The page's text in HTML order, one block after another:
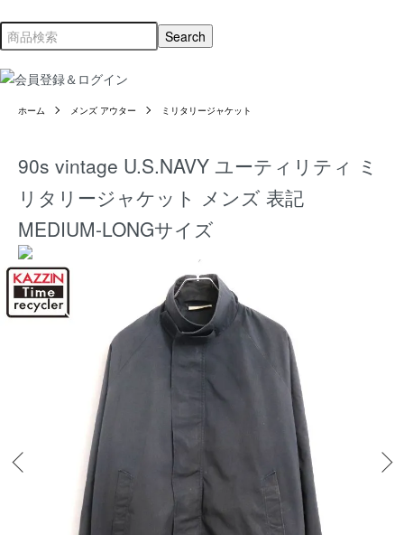
ホーム メンズ アウター ミリタリージャケット
90s vintage U.S.NAVY ユーティリティ ミ
リタリージャケット メンズ 表記
MEDIUM-LONGサイズ